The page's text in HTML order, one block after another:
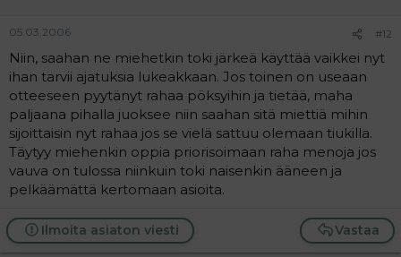
05.03.2006 #12
Niin, saahan ne miehetkin toki järkeä käyttää vaikkei nyt
ihan tarvii ajatuksia lukeakkaan. Jos toinen on useaan
otteeseen pyytänyt rahaa pöksyihin ja tietää, maha
paljaana pihalla juoksee niin saahan sitä miettiä mihin
sijoittaisin nyt rahaa jos se vielä sattuu olemaan tiukilla.
Täytyy miehenkin oppia priorisoimaan raha menoja jos
vauva on tulossa niinkuin toki naisenkin ääneen ja
pelkäämättä kertomaan asioita.
Vastaa
Ilmoita asiaton viesti